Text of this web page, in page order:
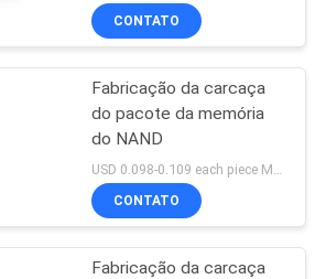
CONTATO
Fabricação da carcaça
do pacote da memória
do NAND
CONTATO
Fabricação da carcaça